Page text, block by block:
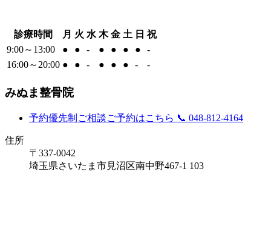
診療時間 月 火 水 木 金 土 日 祝
9:00～13:00
● ● - ● ● ● ●
-
16:00～20:00 ● ● - ● ● ● - -
みぬま整骨院
予約優先制 ご相談ご予約はこちら 📞 048-812-4164
住所
〒337-0042
埼玉県さいたま市見沼区南中野467-1 103